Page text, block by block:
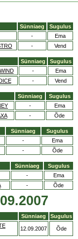
Sünniaeg
Sugulus
-
Ema
- Vend
Sünniaeg
Sugulus
-
Ema
- Vend
Sünniaeg
Sugulus
-
Ema
- Õde
Sünniaeg
Sugulus
-
Ema
- Õde
Sünniaeg
Sugulus
-
Ema
- Õde
Sünniaeg
Sugulus
12.09.2007 Õde